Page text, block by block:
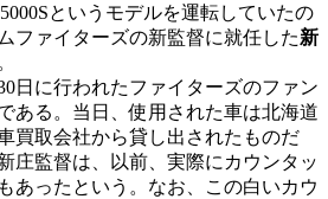
というモデルを運転していたの
ファイターズの新監督に就任した新
日に行われたファイターズのファン
ある。当日、使用された車は北海道
買取会社から貸し出されたものだ
庄監督は、以前、実際にカウンタッ
あったという。なお、この白いカウ